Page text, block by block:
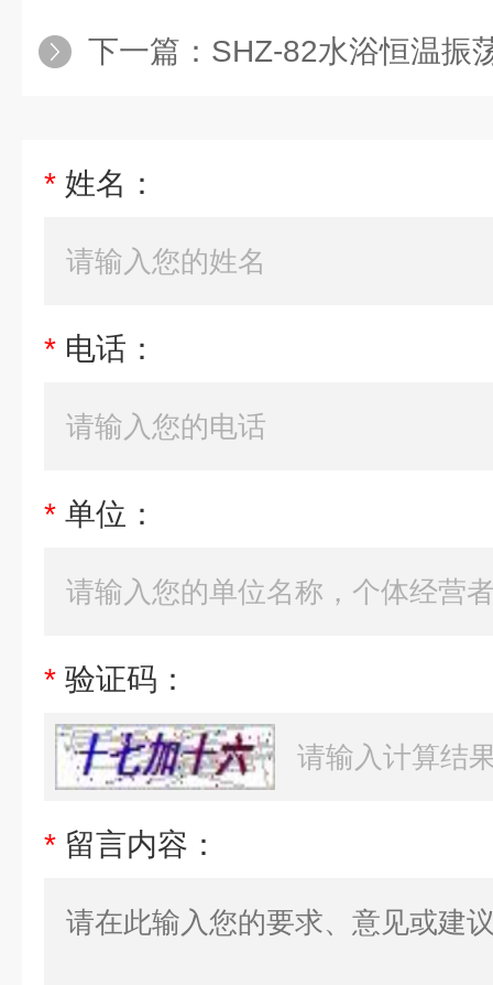
下一篇： SHZ-82水浴恒温振
* 姓名：
* 电话：
* 单位：
* 验证码：
* 留言内容：